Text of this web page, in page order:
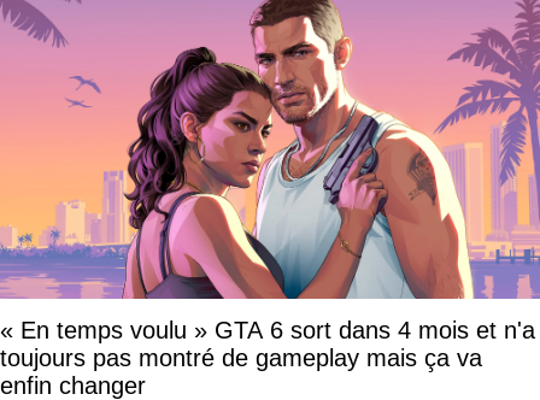
« En temps voulu » GTA 6 sort dans 4 mois et n'a
toujours pas montré de gameplay mais ça va
enfin changer